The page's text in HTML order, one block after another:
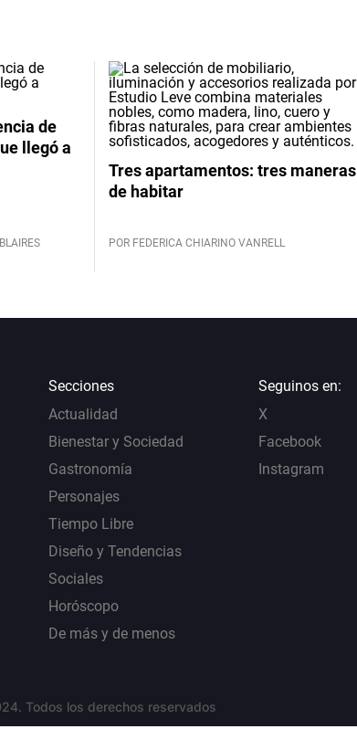
de
llegó a
Tres apartamentos: tres maneras
de habitar
POR FEDERICA CHIARINO VANRELL
Secciones
Actualidad
Bienestar y Sociedad
Gastronomía
Personajes
Tiempo Libre
Diseño y Tendencias
Sociales
Horóscopo
De más y de menos
Seguinos en:
X
Facebook
Instagram
Todos los derechos reservados